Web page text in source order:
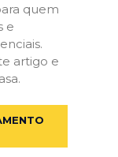
quem
e
artigo e